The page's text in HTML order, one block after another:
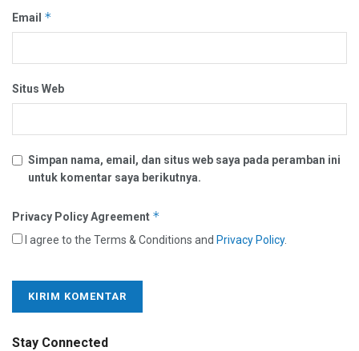
Email *
Situs Web
Simpan nama, email, dan situs web saya pada peramban ini
untuk komentar saya berikutnya.
Privacy Policy Agreement *
I agree to the Terms & Conditions and Privacy Policy.
Stay Connected